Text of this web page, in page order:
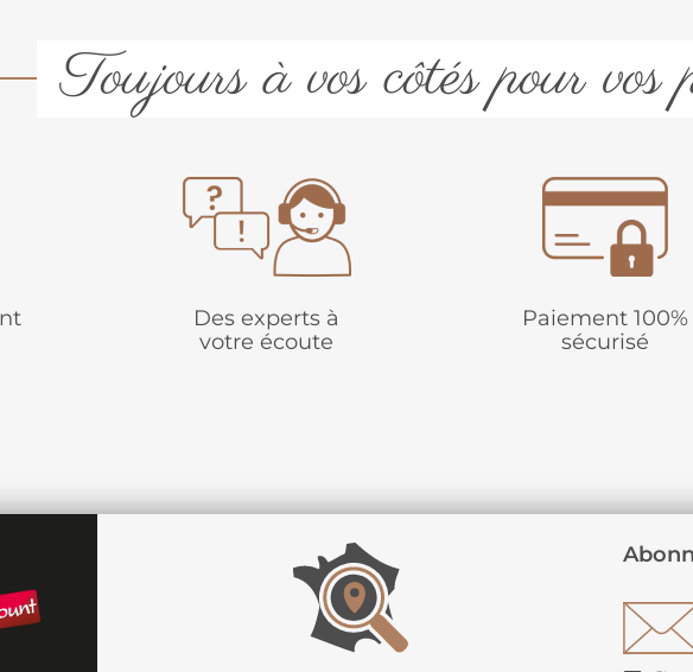
Toujours à vos côtés pour vos
Des experts à
votre écoute
Paiement 100%
sécurisé